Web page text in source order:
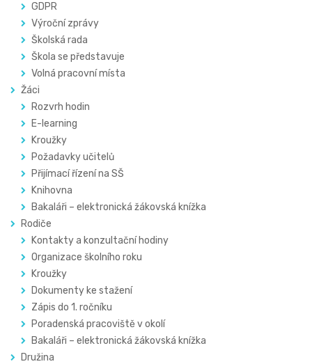
GDPR
Výroční zprávy
Školská rada
Škola se představuje
Volná pracovní místa
Žáci
Rozvrh hodin
E-learning
Kroužky
Požadavky učitelů
Přijímací řízení na SŠ
Knihovna
Bakaláři – elektronická žákovská knížka
Rodiče
Kontakty a konzultační hodiny
Organizace školního roku
Kroužky
Dokumenty ke stažení
Zápis do 1. ročníku
Poradenská pracoviště v okolí
Bakaláři – elektronická žákovská knížka
Družina